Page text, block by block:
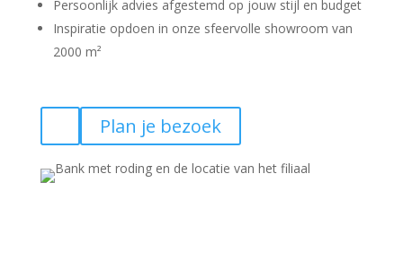
Persoonlijk advies afgestemd op jouw stijl en budget
Inspiratie opdoen in onze sfeervolle showroom van
2000 m²
Plan je bezoek